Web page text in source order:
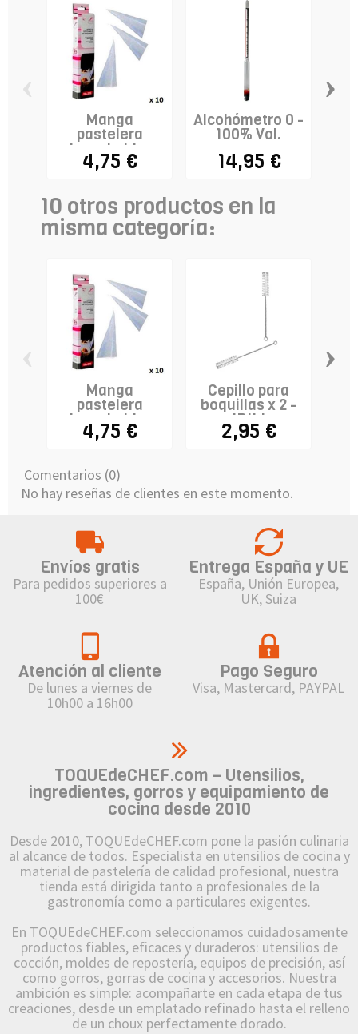
Manga
pastelera
desechable -
40cm - IBILI...
4,75 €
Alcohómetro 0 -
100% Vol.
14,95 €
›
10 otros productos en la
misma categoría:
Manga
pastelera
desechable -
40cm - IBILI...
4,75 €
Cepillo para
boquillas x 2 -
IBILI
2,95 €
›
Comentarios (0)
No hay reseñas de clientes en este momento.
Envíos gratis
Para pedidos superiores a
100€
Entrega España y UE
España, Unión Europea,
UK, Suiza
Atención al cliente
De lunes a viernes de
10h00 a 16h00
Pago Seguro
Visa, Mastercard, PAYPAL
TOQUEdeCHEF.com – Utensilios,
ingredientes, gorros y equipamiento de
cocina desde 2010
Desde 2010, TOQUEdeCHEF.com pone la pasión culinaria
al alcance de todos. Especialista en utensilios de cocina y
material de pastelería de calidad profesional, nuestra
tienda está dirigida tanto a profesionales de la
gastronomía como a particulares exigentes.
En TOQUEdeCHEF.com seleccionamos cuidadosamente
productos fiables, eficaces y duraderos: utensilios de
cocción, moldes de repostería, equipos de precisión, así
como gorros, gorras de cocina y accesorios. Nuestra
ambición es simple: acompañarte en cada etapa de tus
creaciones, desde un emplatado refinado hasta el relleno
de un choux perfectamente dorado.